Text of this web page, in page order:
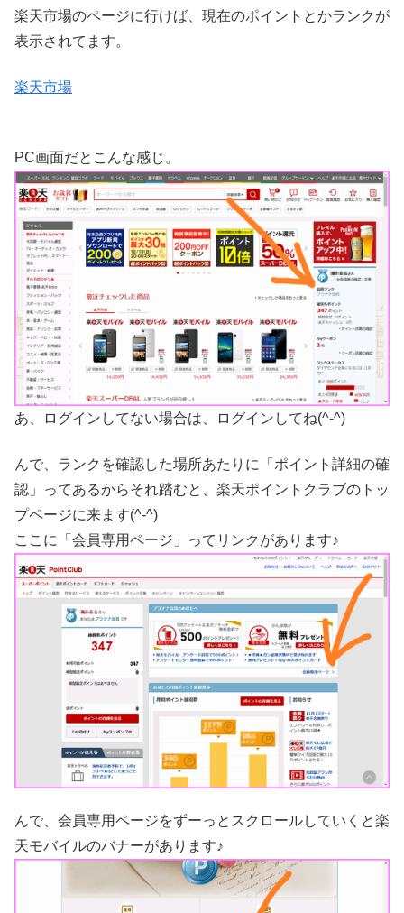
楽天市場のページに行けば、現在のポイントとかランクが
表示されてます。
楽天市場
PC画面だとこんな感じ。
あ、ログインしてない場合は、ログインしてね(^-^)
んで、ランクを確認した場所あたりに「ポイント詳細の確
認」ってあるからそれ踏むと、楽天ポイントクラブのトッ
プページに来ます(^-^)
ここに「会員専用ページ」ってリンクがあります♪
んで、会員専用ページをずーっとスクロールしていくと楽
天モバイルのバナーがあります♪